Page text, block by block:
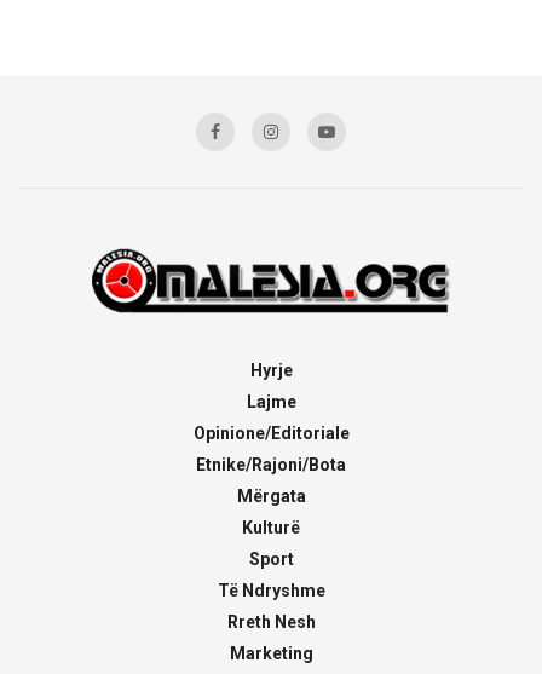
Hyrje
Lajme
Opinione/Editoriale
Etnike/Rajoni/Bota
Mërgata
Kulturë
Sport
Të Ndryshme
Rreth Nesh
Marketing